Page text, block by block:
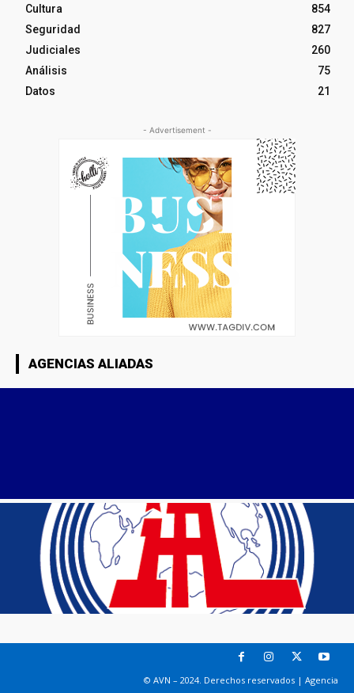
Cultura
854
Seguridad
827
Judiciales
260
Análisis
75
Datos
21
- Advertisement -
AGENCIAS ALIADAS
© AVN – 2024. Derechos reservados | Agencia